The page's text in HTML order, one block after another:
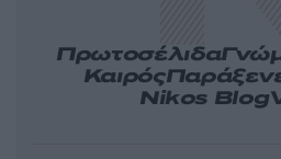
Πρωτοσέλιδα
Καιρός
Nikos Blog